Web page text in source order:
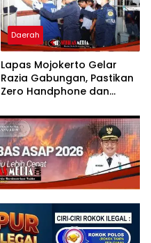
Daerah
Lapas Mojokerto Gelar
Razia Gabungan, Pastikan
Zero Handphone dan